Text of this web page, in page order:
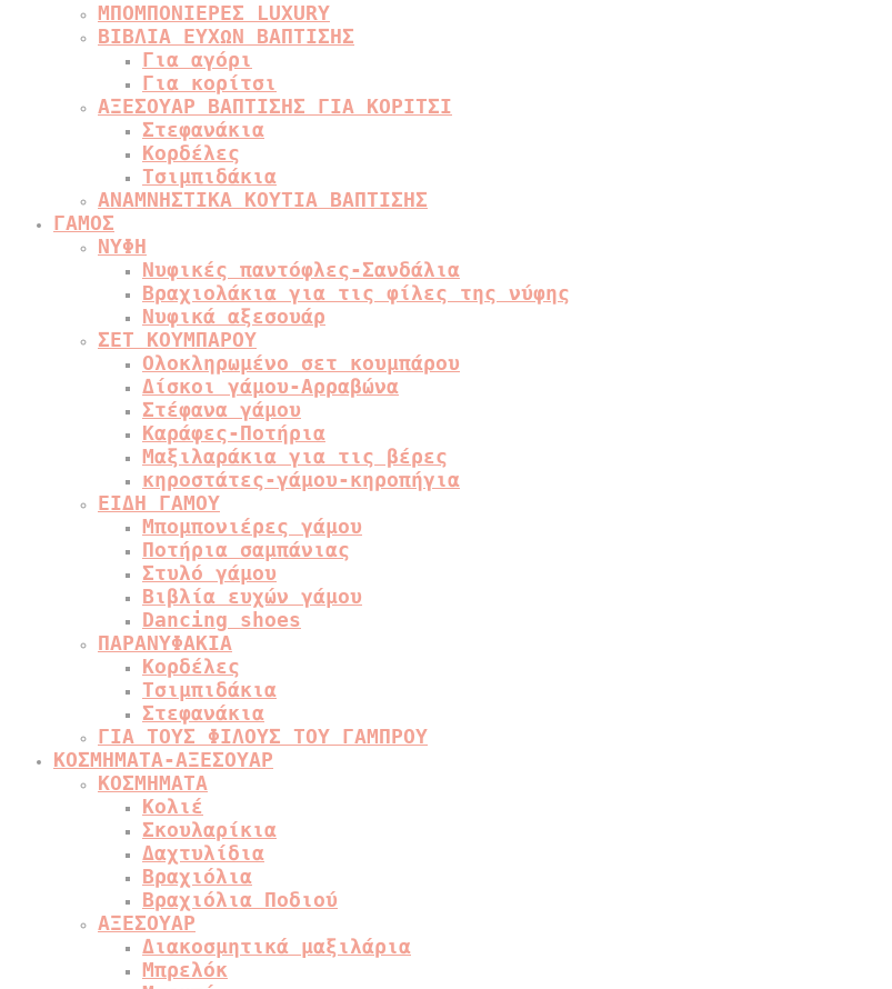
ΜΠΟΜΠΟΝΙΕΡΕΣ LUXURY
ΒΙΒΛΙΑ ΕΥΧΩΝ ΒΑΠΤΙΣΗΣ
Για αγόρι
Για κορίτσι
ΑΞΕΣΟΥΑΡ ΒΑΠΤΙΣΗΣ ΓΙΑ ΚΟΡΙΤΣΙ
Στεφανάκια
Κορδέλες
Τσιμπιδάκια
ΑΝΑΜΝΗΣΤΙΚΑ ΚΟΥΤΙΑ ΒΑΠΤΙΣΗΣ
ΓΑΜΟΣ
ΝΥΦΗ
Νυφικές παντόφλες-Σανδάλια
Βραχιολάκια για τις φίλες της νύφης
Νυφικά αξεσουάρ
ΣΕΤ ΚΟΥΜΠΑΡΟΥ
Ολοκληρωμένο σετ κουμπάρου
Δίσκοι γάμου-Αρραβώνα
Στέφανα γάμου
Καράφες-Ποτήρια
Μαξιλαράκια για τις βέρες
κηροστάτες-γάμου-κηροπήγια
ΕΙΔΗ ΓΑΜΟΥ
Μπομπονιέρες γάμου
Ποτήρια σαμπάνιας
Στυλό γάμου
Βιβλία ευχών γάμου
Dancing shoes
ΠΑΡΑΝΥΦΑΚΙΑ
Κορδέλες
Τσιμπιδάκια
Στεφανάκια
ΓΙΑ ΤΟΥΣ ΦΙΛΟΥΣ ΤΟΥ ΓΑΜΠΡΟΥ
ΚΟΣΜΗΜΑΤΑ-ΑΞΕΣΟΥΑΡ
ΚΟΣΜΗΜΑΤΑ
Κολιέ
Σκουλαρίκια
Δαχτυλίδια
Βραχιόλια
Βραχιόλια Ποδιού
ΑΞΕΣΟΥΑΡ
Διακοσμητικά μαξιλάρια
Μπρελόκ